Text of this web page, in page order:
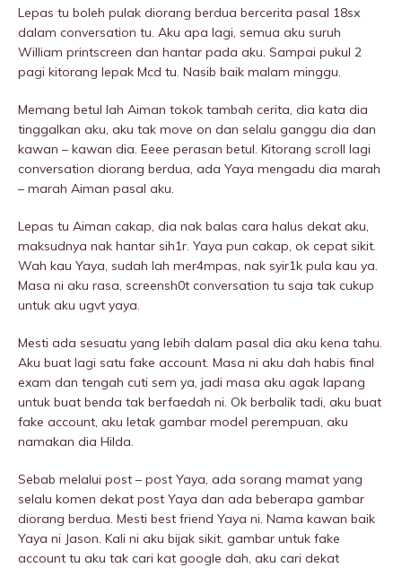
Lepas tu boleh pulak diorang berdua bercerita pasal 18sx
dalam conversation tu. Aku apa lagi, semua aku suruh
William printscreen dan hantar pada aku. Sampai pukuI 2
pagi kitorang lepak Mcd tu. Nasib baik malam minggu.
Memang betul lah Aiman tokok tambah cerita, dia kata dia
tinggalkan aku, aku tak move on dan selalu ganggu dia dan
kawan – kawan dia. Eeee perasan betul. Kitorang scroll lagi
conversation diorang berdua, ada Yaya mengadu dia marah
– marah Aiman pasal aku.
Lepas tu Aiman cakap, dia nak baIas cara halus dekat aku,
maksudnya nak hantar sih1r. Yaya pun cakap, ok cepat sikit.
Wah kau Yaya, sudah lah mer4mpas, nak syir1k pula kau ya.
Masa ni aku rasa, screensh0t conversation tu saja tak cukup
untuk aku ugvt yaya.
Mesti ada sesuatu yang lebih dalam pasal dia aku kena tahu.
Aku buat lagi satu fake account. Masa ni aku dah habis final
exam dan tengah cuti sem ya, jadi masa aku agak lapang
untuk buat benda tak berfaedah ni. Ok berbalik tadi, aku buat
fake account, aku letak gambar model perempuan, aku
namakan dia Hilda.
Sebab melalui post – post Yaya, ada sorang mamat yang
selalu komen dekat post Yaya dan ada beberapa gambar
diorang berdua. Mesti best friend Yaya ni. Nama kawan baik
Yaya ni Jason. Kali ni aku bijak sikit, gambar untuk fake
account tu aku tak cari kat google dah, aku cari dekat